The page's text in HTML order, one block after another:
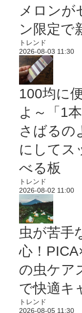
メロンが
ン限定で
トレンド
2026-08-03 11:30
100均に
よ～「1
さばるの
にしてス
べる板
トレンド
2026-08-02 11:00
虫が苦手
心！
の虫ケア
で快適キ
トレンド
2026-08-05 11:30